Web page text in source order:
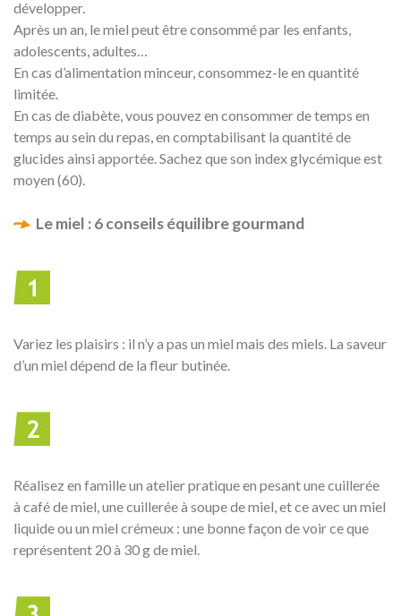
développer.
Après un an, le miel peut être consommé par les enfants,
adolescents, adultes…
En cas d’alimentation minceur, consommez-le en quantité
limitée.
En cas de diabète, vous pouvez en consommer de temps en
temps au sein du repas, en comptabilisant la quantité de
glucides ainsi apportée. Sachez que son index glycémique est
moyen (60).
Le miel : 6 conseils équilibre gourmand
Variez les plaisirs : il n’y a pas un miel mais des miels. La saveur
d’un miel dépend de la fleur butinée.
Réalisez en famille un atelier pratique en pesant une cuillerée
à café de miel, une cuillerée à soupe de miel, et ce avec un miel
liquide ou un miel crémeux : une bonne façon de voir ce que
représentent 20 à 30 g de miel.